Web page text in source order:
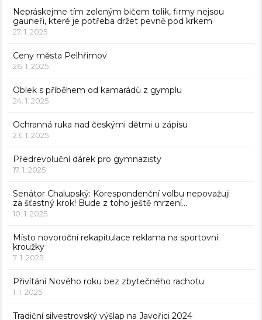
Nepráskejme tím zeleným bičem tolik, firmy nejsou
gauneři, které je potřeba držet pevně pod krkem
27. 1. 2025
Ceny města Pelhřimov
26. 1. 2025
Oblek s příběhem od kamarádů z gymplu
24. 1. 2025
Ochranná ruka nad českými dětmi u zápisu
23. 1. 2025
Předrevoluční dárek pro gymnazisty
17. 1. 2025
Senátor Chalupský: Korespondenční volbu nepovažuji
za šťastný krok! Bude z toho ještě mrzení…
10. 1. 2025
Místo novoroční rekapitulace reklama na sportovní
kroužky
7. 1. 2025
Přivítání Nového roku bez zbytečného rachotu
1. 1. 2025
Tradiční silvestrovský výšlap na Javořici 2024